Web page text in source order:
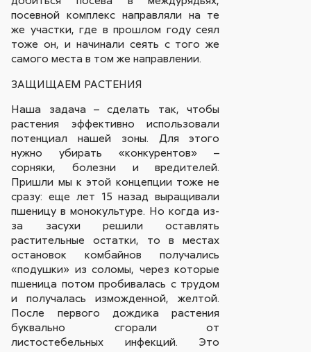
посевной комплекс направляли на те
же участки, где в прошлом году сеял
тоже он, и начинали сеять с того же
самого места в том же направлении.
ЗАЩИЩАЕМ РАСТЕНИЯ
Наша задача – сделать так, чтобы
растения эффективно использовали
потенциал нашей зоны. Для этого
нужно убирать «конкурентов» –
сорняки, болезни и вредителей.
Пришли мы к этой концепции тоже не
сразу: еще лет 15 назад выращивали
пшеницу в монокультуре. Но когда из-
за засухи решили оставлять
растительные остатки, то в местах
остановок комбайнов получались
«подушки» из соломы, через которые
пшеница потом пробивалась с трудом
и получалась изможденной, желтой.
После первого дождика растения
буквально сгорали от
листостебельных инфекций. Это